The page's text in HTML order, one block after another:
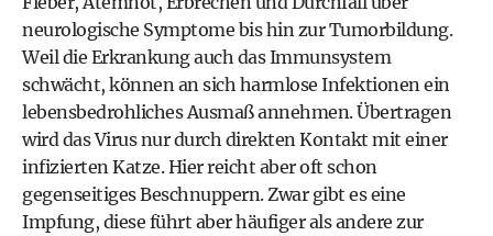
neurologische Symptome bis hin zur Tumorbildung.
Weil die Erkrankung auch das Immunsystem
schwächt, können an sich harmlose Infektionen ein
lebensbedrohliches Ausmaß annehmen. Übertragen
wird das Virus nur durch direkten Kontakt mit einer
infizierten Katze. Hier reicht aber oft schon
gegenseitiges Beschnuppern. Zwar gibt es eine
Impfung, diese führt aber häufiger als andere zur